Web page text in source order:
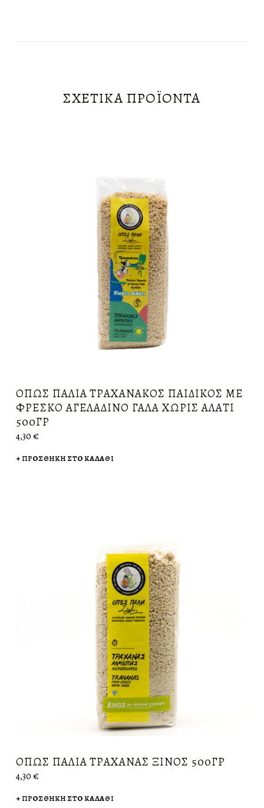
ΣΧΕΤΙΚΆ ΠΡΟΪΌΝΤΑ
ΌΠΩΣ ΠΑΛΙΆ ΤΡΑΧΑΝΆΚΟΣ ΠΑΙΔΙΚΌΣ ΜΕ
ΦΡΈΣΚΟ ΑΓΕΛΑΔΙΝΌ ΓΆΛΑ ΧΩΡΊΣ ΑΛΆΤΙ
500ΓΡ
4,30€
ΠΡΟΣΘΉΚΗ ΣΤΟ ΚΑΛΆΘΙ
ΌΠΩΣ ΠΑΛΙΆ ΤΡΑΧΑΝΆΣ ΞΙΝΌΣ 500ΓΡ
4,30€
ΠΡΟΣΘΉΚΗ ΣΤΟ ΚΑΛΆΘΙ